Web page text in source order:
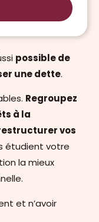
possible de
une dette.
Regroupez
à la
vos
étudient votre
la mieux
et n’avoir